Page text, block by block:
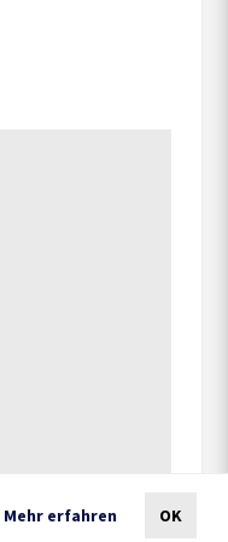
Mehr erfahren OK